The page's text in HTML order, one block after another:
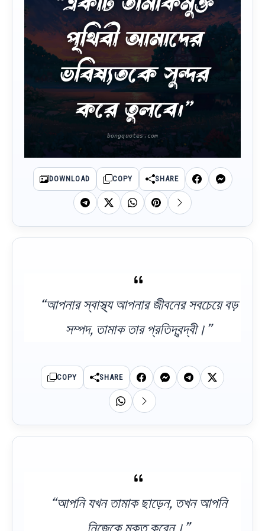
পৃথিবী আমাদের
ভবিষ্যতকে সুন্দর
করে তুলবে।”
DOWNLOAD COPY SHARE
“আপনার স্বাস্থ্য আপনার জীবনের সবচেয়ে বড়
সম্পদ, তামাক তার প্রতিদ্বন্দ্বী।”
COPY SHARE
“আপনি যখন তামাক ছাড়েন, তখন আপনি
নিজেকে মুক্ত করেন।”